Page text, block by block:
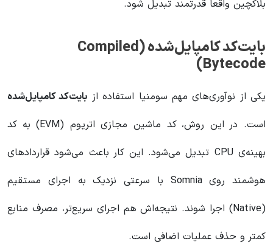
بلاکچین واقعاً قدرتمند تبدیل شود.
بایت‌کد کامپایل‌شده (Compiled
Bytecode)
یکی از نوآوری‌های مهم سومنیا استفاده از بایت‌کد کامپایل‌شده
است. در این روش، کد ماشین مجازی اتریوم (EVM) به کد
بهینه‌ی CPU تبدیل می‌شود. این کار باعث می‌شود قراردادهای
هوشمند روی Somnia با سرعتی نزدیک به اجرای مستقیم
(Native) اجرا شوند. نتیجه‌اش هم اجرای سریع‌تر، مصرف منابع
کمتر و حذف عملیات اضافی است.